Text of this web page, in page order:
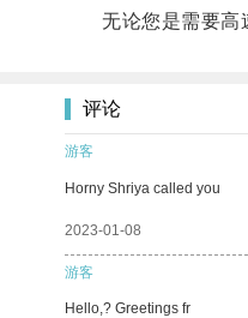
无论您是需要高速
评论
游客
Horny Shriya called you
2023-01-08
游客
Hello,? Greetings fr